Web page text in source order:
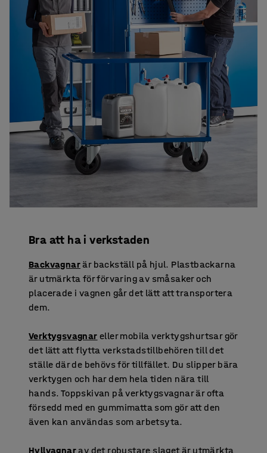
Bra att ha i verkstaden
Backvagnarär backställ på hjul. Plastbackarna
är utmärkta för förvaring av småsaker och
placerade i vagnen går det lätt att transportera
dem.
Verktygsvagnar eller mobila verktygshurtsar gör
det lätt att flytta verkstadstillbehören till det
ställe där de behövs för tillfället. Du slipper bära
verktygen och har dem hela tiden nära till
hands. Toppskivan på verktygsvagnar är ofta
försedd med en gummimatta som gör att den
även kan användas som arbetsyta.
Hyllvagnarav det robustare slaget är utmärkta